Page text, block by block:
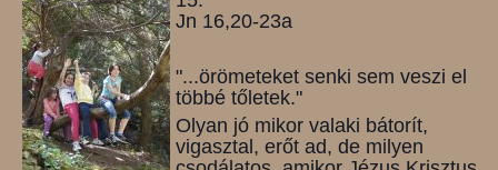
Jn 16,20-23a
"...örömeteket senki sem veszi el
többé tőletek."
Olyan jó mikor valaki bátorít,
vigasztal, erőt ad, de milyen